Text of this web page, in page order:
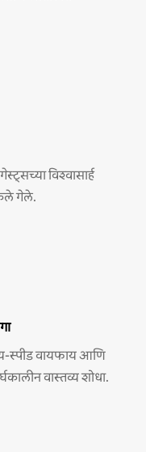
विश्वासार्ह
केले गेले.
स्पीड वायफाय आणि
वास्तव्य शोधा.